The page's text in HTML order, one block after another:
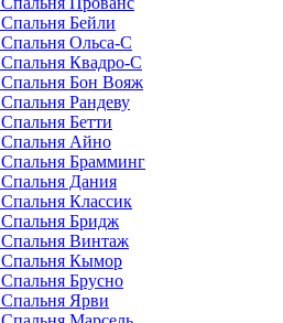
Спальня Бейли
Спальня Ольса-С
Спальня Квадро-С
Спальня Бон Вояж
Спальня Рандеву
Спальня Бетти
Спальня Айно
Спальня Брамминг
Спальня Дания
Спальня Классик
Спальня Бридж
Спальня Винтаж
Спальня Кымор
Спальня Брусно
Спальня Ярви